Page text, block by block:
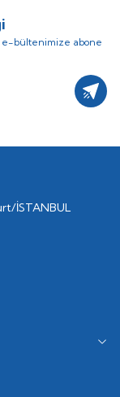
bültenimize abone
İSTANBUL